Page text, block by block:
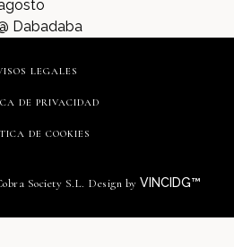
Dabadaba
LEGALES
DE PRIVACIDAD
DE COOKIES
Society S.L. Design by VINCIDG™